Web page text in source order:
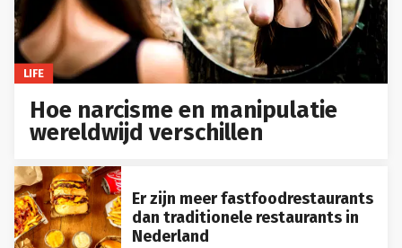
LIFE
Hoe narcisme en manipulatie
wereldwijd verschillen
Er zijn meer fastfoodrestaurants
dan traditionele restaurants in
Nederland